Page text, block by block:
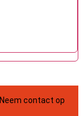
Neem contact op